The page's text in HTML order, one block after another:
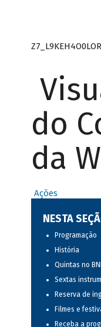
do
da
Ações
NESTA
Programação
História
Quintas no
Sextas
Reserva de
Filmes e
Receba a